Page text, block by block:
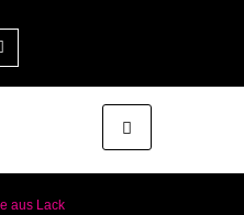
aus Lack